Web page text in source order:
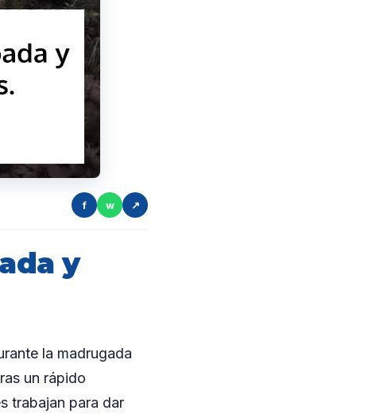
f w ↗
y
la madrugada
un rápido
trabajan para dar